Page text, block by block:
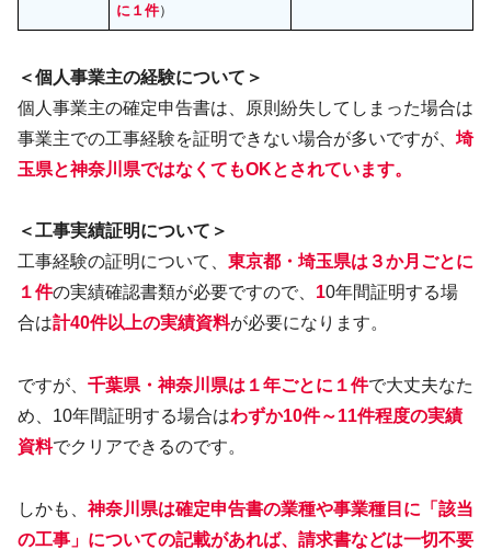
に１件）
＜個人事業主の経験について＞
個人事業主の確定申告書は、原則紛失してしまった場合は
事業主での工事経験を証明できない場合が多いですが、 埼
玉県と神奈川県ではなくてもOKとされています。
＜工事実績証明について＞
工事経験の証明について、 東京都・埼玉県は３か月ごとに
１件の実績確認書類が必要ですので、 10年間証明する場
合は計40件以上の実績資料が必要になります。
ですが、 千葉県・神奈川県は１年ごとに１件で大丈夫なた
め、10年間証明する場合はわずか10件～11件程度の実績
資料でクリアできるのです。
しかも、神奈川県は確定申告書の業種や事業種目に「該当
の工事」についての記載があれば、請求書などは一切不要